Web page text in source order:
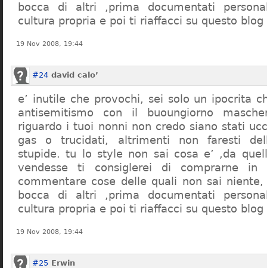
bocca di altri ,prima documentati
cultura propria e poi ti riaffacci su questo blog
19 Nov 2008, 19:44
#24 david calo’
e’ inutile che provochi, sei solo un ipocrita
antisemitismo con il buoungiorno
riguardo i tuoi nonni non credo siano stati
gas o trucidati, altrimenti non faresti
stupide. tu lo style non sai cosa e’ ,da
vendesse ti consiglerei di comprarne in
commentare cose delle quali non sai
bocca di altri ,prima documentati
cultura propria e poi ti riaffacci su questo blog
19 Nov 2008, 19:44
#25 Erwin